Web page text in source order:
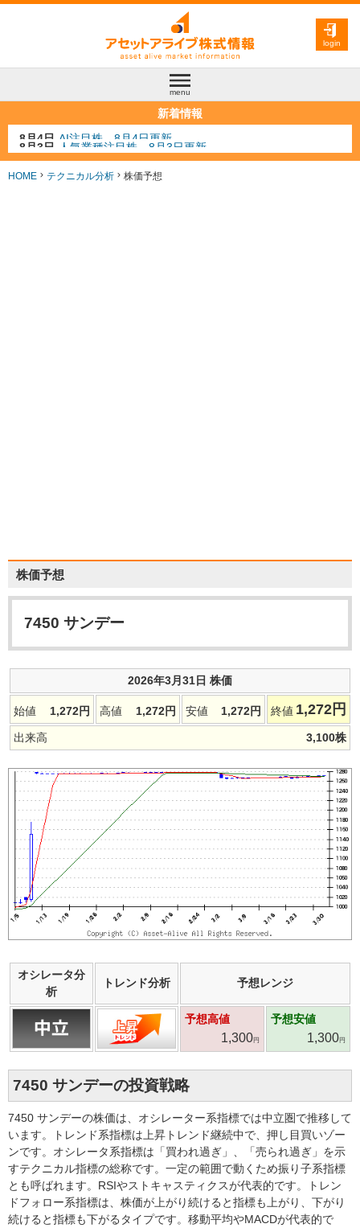
login
menu
新着情報
8月3日 人気業種注目株 8月3日更新
8月2日 金融注目株 8月2日更新
7月29日 日経225シグナル点灯
HOME テクニカル分析 株価予想
株価予想
7450 サンデー
2026年3月31日 株価
始値 1,272円 高値 1,272円 安値 1,272円 終値 1,272 円
出来高 3,100株
オシレータ分
析
トレンド分析 予想レンジ
予想高値
1,300円
予想安値
1,300円
7450 サンデーの投資戦略
7450 サンデーの株価は、オシレーター系指標では中立圏で推移して
います。トレンド系指標は上昇トレンド継続中で、押し目買いゾー
ンです。オシレータ系指標は「買われ過ぎ」、「売られ過ぎ」を示
すテクニカル指標の総称です。一定の範囲で動くため振り子系指標
とも呼ばれます。RSIやストキャスティクスが代表的です。トレン
ドフォロー系指標は、株価が上がり続けると指標も上がり、下がり
続けると指標も下がるタイプです。移動平均やMACDが代表的で